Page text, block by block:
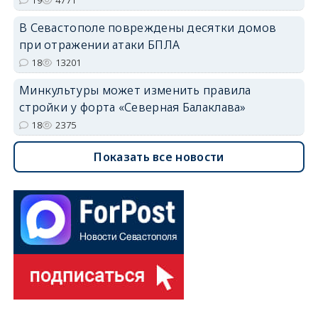
В Севастополе повреждены десятки домов
при отражении атаки БПЛА
18 13201
Минкультуры может изменить правила
стройки у форта «Северная Балаклава»
18 2375
Показать все новости